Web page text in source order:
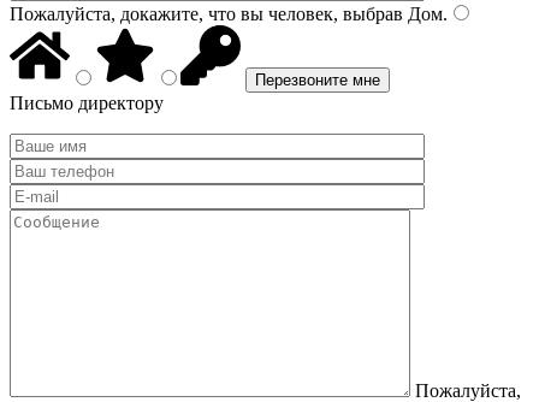
Пожалуйста, докажите, что вы человек, выбрав Дом.
Письмо директору
Пожалуйста,